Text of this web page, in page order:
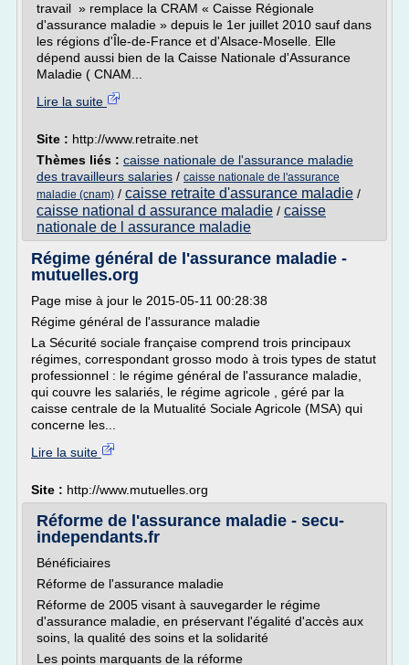
travail » remplace la CRAM « Caisse Régionale
d'assurance maladie » depuis le 1er juillet 2010 sauf dans
les régions d'Île-de-France et d'Alsace-Moselle. Elle
dépend aussi bien de la Caisse Nationale d'Assurance
Maladie ( CNAM...
Lire la suite
Site : http://www.retraite.net
Thèmes liés : caisse nationale de l'assurance maladie
des travailleurs salaries / caisse nationale de l'assurance
maladie (cnam) / caisse retraite d'assurance maladie /
caisse national d assurance maladie / caisse
nationale de l assurance maladie
Régime général de l'assurance maladie -
mutuelles.org
Page mise à jour le 2015-05-11 00:28:38
Régime général de l'assurance maladie
La Sécurité sociale française comprend trois principaux
régimes, correspondant grosso modo à trois types de statut
professionnel : le régime général de l'assurance maladie,
qui couvre les salariés, le régime agricole , géré par la
caisse centrale de la Mutualité Sociale Agricole (MSA) qui
concerne les...
Lire la suite
Site : http://www.mutuelles.org
Réforme de l'assurance maladie - secu-
independants.fr
Bénéficiaires
Réforme de l'assurance maladie
Réforme de 2005 visant à sauvegarder le régime
d'assurance maladie, en préservant l'égalité d'accès aux
soins, la qualité des soins et la solidarité
Les points marquants de la réforme